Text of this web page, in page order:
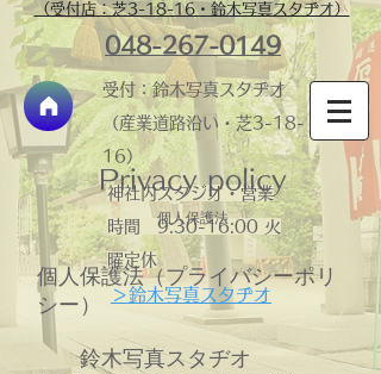
（受付店：芝3-18-16・鈴木写真スタヂオ）
048-267-0149
受付：鈴木写真スタヂオ
（産業道路沿い・芝3-18-
16）
神社内スタジオ・営業
時間 ​9:30-16:00 火
曜定休
＞鈴木写真スタヂオ
Privacy policy
個人保護法
個人保護法（プライバシーポリ
シー）
鈴木写真スタヂオ